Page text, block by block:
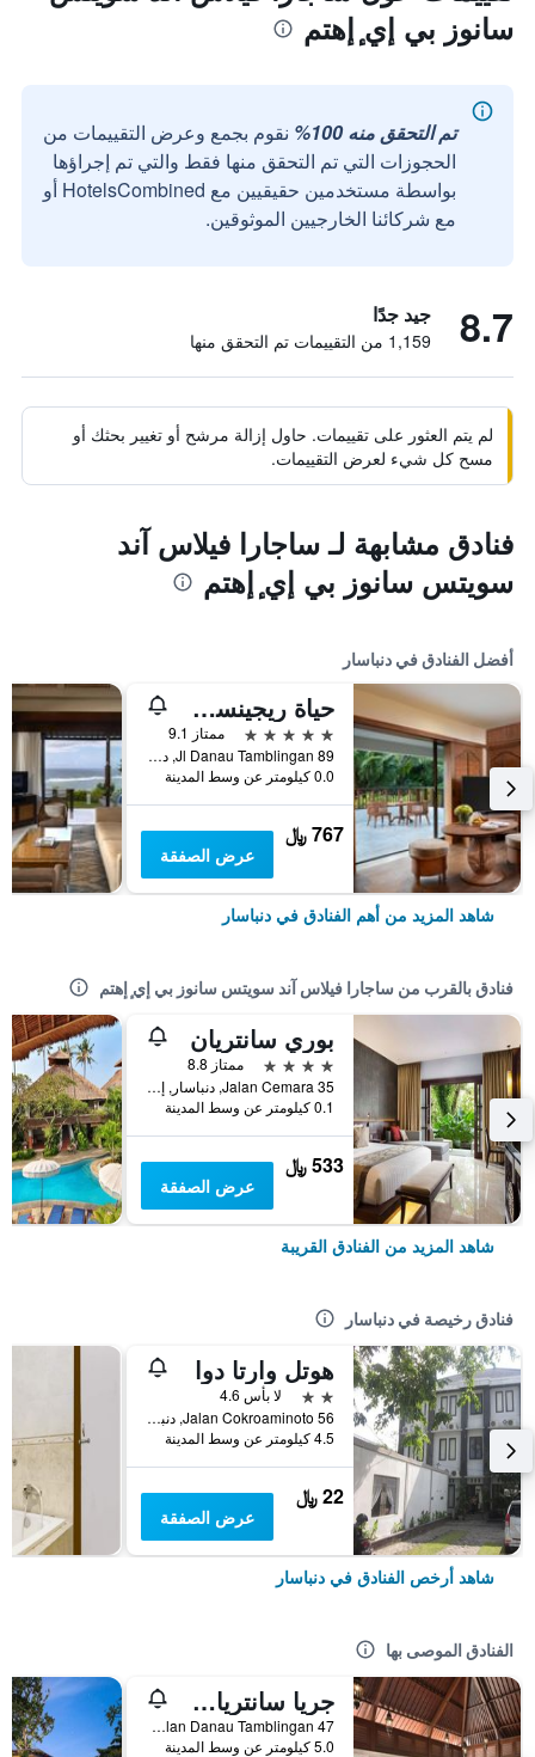
سانوز بي إي ٕإهتم
تم التحقق منه 100%
نقوم بجمع وعرض التقييمات من
الحجوزات التي تم التحقق منها فقط والتي تم إجراؤها
بواسطة مستخدمين حقيقيين مع HotelsCombined أو
مع شركائنا الخارجيين الموثوقين.
8.7 جيد جدًا
1,159 من التقييمات تم التحقق منها
لم يتم العثور على تقييمات. حاول إزالة مرشح أو تغيير بحثك أو
مسح كل شيء لعرض التقييمات.
فنادق مشابهة لـ ساجارا فيلاس آند
سويتس سانوز بي إي ٕإهتم
أفضل الفنادق في دنباسار
حياة ريجينسي بالي
5 نجوم
ممتاز 9.1
Jl Danau Tamblingan 89, دنباسار, إندونيسيا
0.0 كيلومتر عن وسط المدينة
767 ﷼
عرض الصفقة
شاهد المزيد من أهم الفنادق في دنباسار
فنادق بالقرب من ساجارا فيلاس آند سويتس سانوز بي إي ٕإهتم
بوري سانتريان
4 نجوم
ممتاز 8.8
Jalan Cemara 35, دنباسار, إندونيسيا
0.1 كيلومتر عن وسط المدينة
533 ﷼
عرض الصفقة
شاهد المزيد من الفنادق القريبة
فنادق رخيصة في دنباسار
هوتل وارتا دوا
2 نجمتين
لا بأس 4.6
56 Jalan Cokroaminoto, دنباسار, إندونيسيا
4.5 كيلومتر عن وسط المدينة
22 ﷼
عرض الصفقة
شاهد أرخص الفنادق في دنباسار
الفنادق الموصى بها
جريا سانتريان أه بيتش ريزورت آند سبا
Jalan Danau Tamblingan 47, دنباسار, إندونيسيا
5.0 كيلومتر عن وسط المدينة